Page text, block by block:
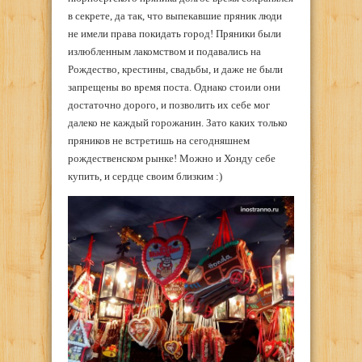
в секрете, да так, что выпекавшие пряник люди
не имели права покидать город! Пряники были
излюбленным лакомством и подавались на
Рождество, крестины, свадьбы, и даже не были
запрещены во время поста. Однако стоили они
достаточно дорого, и позволить их себе мог
далеко не каждый горожанин. Зато каких только
пряников не встретишь на сегодняшнем
рождественском рынке! Можно и Хонду себе
купить, и сердце своим близким :)